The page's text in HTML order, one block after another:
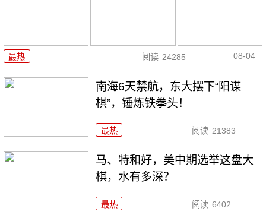
最热 阅读 24285 08-04
南海6天禁航，东大摆下“阳谋
棋”，锤炼铁拳头！
最热 阅读 21383
马、特和好，美中期选举这盘大
棋，水有多深？
最热 阅读 6402